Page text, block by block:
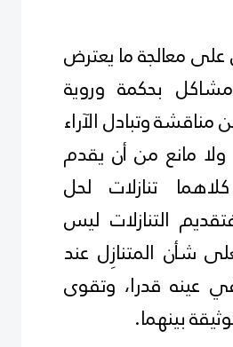
معالجة ما يعترض
بحكمة وروية
وتبادل الآراء
ولا مانع من أن يقدم
تنازلات لحل
التنازلات ليس
شأن المتنازِل عند
في عينه قدرا، وتقوى
بينهما.